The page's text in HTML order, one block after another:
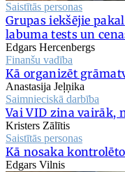
Saistītās personas
Grupas iekšējie
labuma tests un
Edgars Hercenbergs
Finanšu vadība
Kā organizēt
Anastasija Jeļņika
Saimnieciskā darbība
Vai VID zina vairāk,
Kristers Zālītis
Saistītās personas
Kā nosaka
Edgars Vilnis